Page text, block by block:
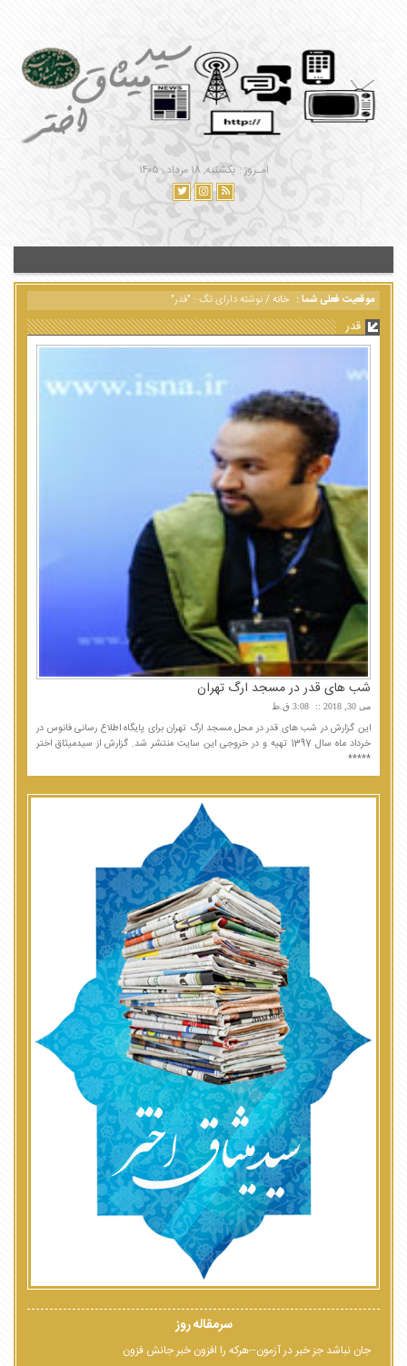
امـروز : یکشنبه, ۱۸ مرداد , ۱۴۰۵
موقعیت فعلی شما : خانه/نوشته دارای تگ : "قدر"
قدر
شب های قدر در مسجد ارگ تهران
می 30, 2018 3:08 ق.ظ
این گزارش در شب های قدر در محل مسجد ارگ تهران برای پایگاه اطلاع رسانی فانوس در
خرداد ماه سال 1397 تهیه و در خروجی این سایت منتشر شد. گزارش از سیدمیثاق اختر
*****
سرمقاله روز
جان نباشد جز خبر در آزمون--هرکه را افزون خبر جانش فزون